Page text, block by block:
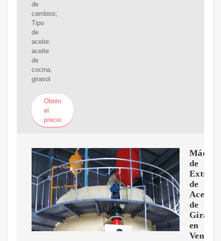
de
cambios;
Tipo
de
aceite:
aceite
de
cocina,
girasol
Obtén
el
precio
de
de
Aceite
de
Girasol
en
Venta